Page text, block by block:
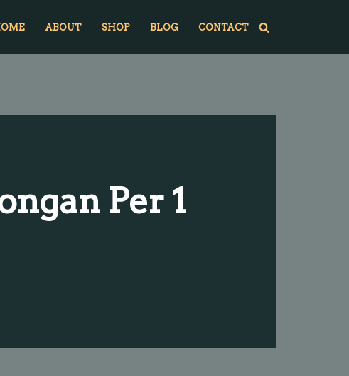
ABOUT SHOP BLOG CONTACT
Per 1